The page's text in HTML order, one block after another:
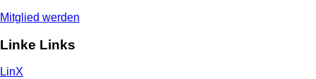
Mitglied werden
Linke Links
LinX